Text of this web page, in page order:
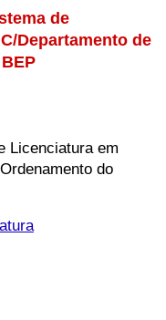
de
Departamento de
Licenciatura em
do